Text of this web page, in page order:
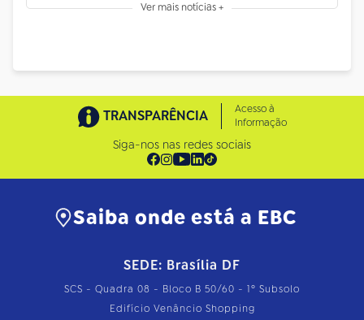
Ver mais notícias +
TRANSPARÊNCIA
Acesso à
Informação
Siga-nos nas redes sociais
Saiba onde está a EBC
SEDE: Brasília DF
SCS - Quadra 08 - Bloco B 50/60 - 1º Subsolo
Edifício Venâncio Shopping